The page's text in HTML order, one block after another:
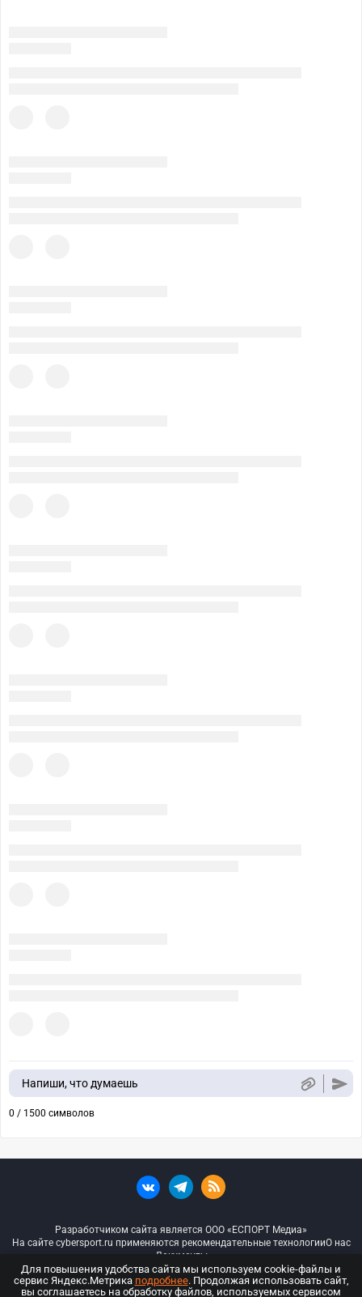
Напиши, что думаешь
0 / 1500 символов
Разработчиком сайта является ООО «ЕСПОРТ Медиа»
На сайте cybersport.ru применяются рекомендательные технологииО нас
Документы
© ООО «Киберспорт.ру» — Все права защищены
Для повышения удобства сайта мы используем cookie-файлы и
сервис Яндекс.Метрика подробнее. Продолжая использовать сайт,
вы соглашаетесь на обработку файлов, используемых сервисом